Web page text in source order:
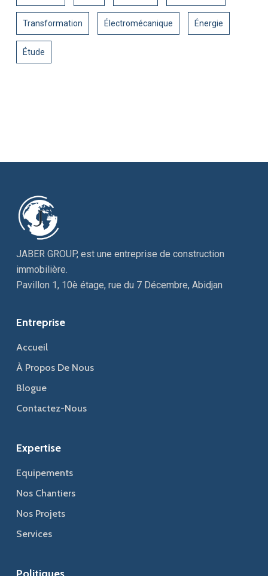
Transformation Électromécanique Énergie
Étude
JABER GROUP, est une entreprise de construction
immobilière.
Pavillon 1, 10è étage, rue du 7 Décembre, Abidjan
Entreprise
Accueil
À Propos De Nous
Blogue
Contactez-Nous
Expertise
Equipements
Nos Chantiers
Nos Projets
Services